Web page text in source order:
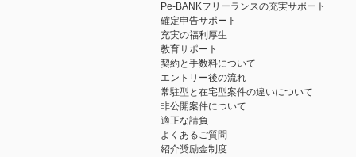
Pe-BANKフリーランスの充実サポート
確定申告サポート
充実の福利厚生
教育サポート
契約と手数料について
エントリー後の流れ
常駐型と在宅型案件の違いについて
非公開案件について
適正な請負
よくあるご質問
紹介奨励金制度